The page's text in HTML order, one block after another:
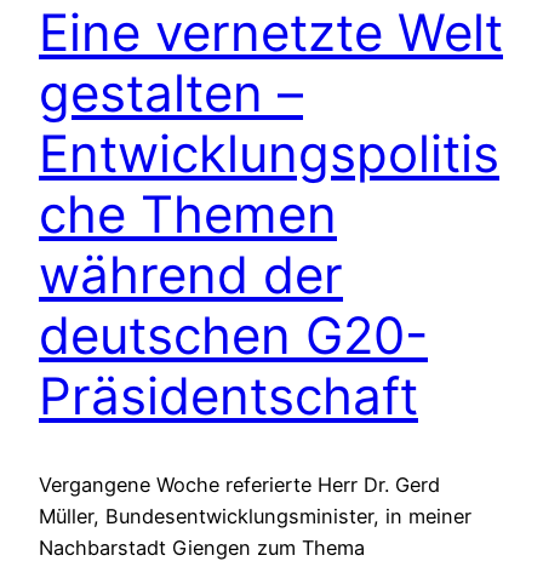
Eine vernetzte Welt
gestalten –
Entwicklungspolitis
che Themen
während der
deutschen G20-
Präsidentschaft
Vergangene Woche referierte Herr Dr. Gerd
Müller, Bundesentwicklungsminister, in meiner
Nachbarstadt Giengen zum Thema